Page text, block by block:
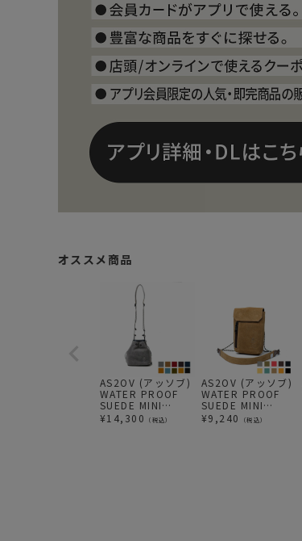
オススメ商品
AS2OV (アッソブ)
WATER PROOF
SUEDE MINI
DRAW STRING
SHOULDER / ミニ
¥14,300 （税込）
AS2OV (アッソブ)
WATER PROOF
SUEDE MINI
SHOULDER / ミニ
ショルダー バッグ
¥9,240 （税込）